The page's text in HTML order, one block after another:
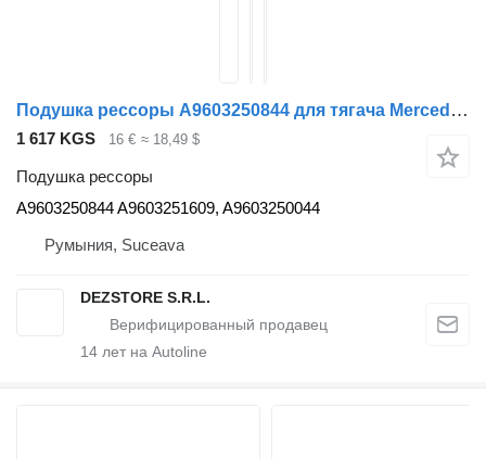
Подушка рессоры A9603250844 для тягача Mercedes-Benz ACTROS MP4
1 617 KGS 16 € ≈ 18,49 $
Подушка рессоры
A9603250844 A9603251609, A9603250044
Румыния, Suceava
DEZSTORE S.R.L.
14 лет на Autoline